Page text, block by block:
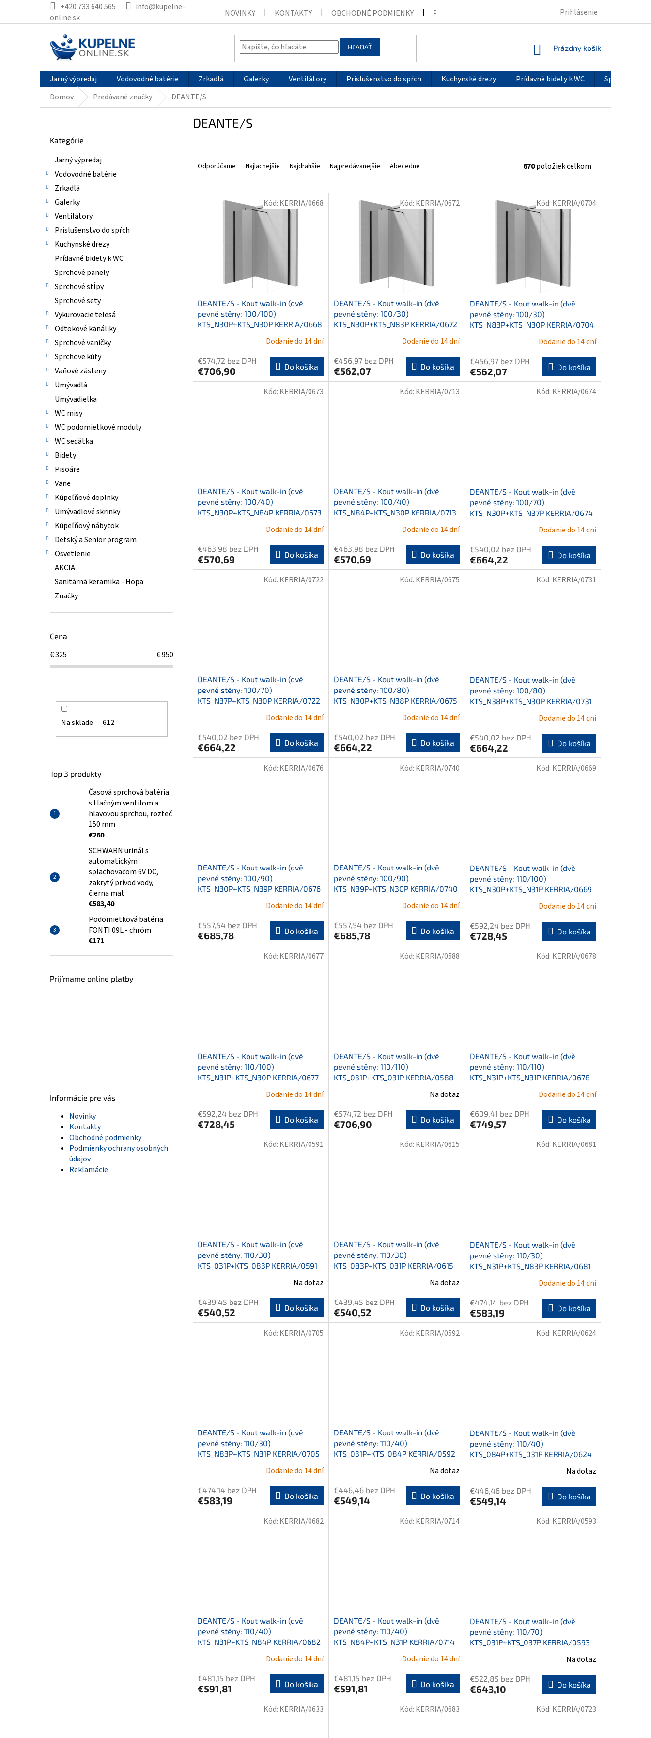
obsah
+420 733 640 565
info@kupelne-
online.sk
NOVINKY KONTAKTY OBCHODNÉ PODMIENKY PODMIENKY OCHRANY OSOBNÝCH ÚDAJOV REKLAMÁCIE
Prihlásenie
HĽADAŤ
NÁKUPNÝ
Prázdny košík
Jarný výpredaj Vodovodné batérie Zrkadlá Galerky Ventilátory Príslušenstvo do spŕch Kuchynské drezy Prídavné bidety k WC
Sprchové
Domov
Predávané značky DEANTE/S
kategórie
Kategórie
Jarný výpredaj
Vodovodné batérie
Zrkadlá
Galerky
Ventilátory
Príslušenstvo do spŕch
Kuchynské drezy
Prídavné bidety k WC
Sprchové panely
Sprchové stĺpy
Sprchové sety
Vykurovacie telesá
Odtokové kanáliky
Sprchové vaničky
Sprchové kúty
Vaňové zásteny
Umývadlá
Umývadielka
WC misy
WC podomietkové moduly
WC sedátka
Bidety
Pisoáre
Vane
Kúpeľňové doplnky
Umývadlové skrinky
Kúpeľňový nábytok
Detský a Senior program
Osvetlenie
AKCIA
Sanitárná keramika - Hopa
Značky
Cena
€325 €950
Na sklade 612
Top 3 produkty
Časová sprchová batéria
s tlačným ventilom a
hlavovou sprchou, rozteč
150 mm
€260
SCHWARN urinál s
automatickým
splachovačom 6V DC,
zakrytý prívod vody,
čierna mat
€583,40
Podomietková batéria
FONTI 09L - chróm
€171
Prijímame online platby
Informácie pre vás
Novinky
Kontakty
Obchodné podmienky
Podmienky ochrany osobných
údajov
Reklamácie
DEANTE/S
Odporúčame Najlacnejšie Najdrahšie Najpredávanejšie Abecedne 670položiek celkom
DEANTE/S - Kout walk-in (dvě
pevné stěny: 100/100)
KTS_N30P+KTS_N30P KERRIA/0668
Dodanie do 14 dní
€574,72 bez DPH
€706,90 Do košíka
Kód: KERRIA/0668
DEANTE/S - Kout walk-in (dvě
pevné stěny: 100/30)
KTS_N30P+KTS_N83P KERRIA/0672
Dodanie do 14 dní
€456,97 bez DPH
€562,07 Do košíka
Kód: KERRIA/0672
DEANTE/S - Kout walk-in (dvě
pevné stěny: 100/30)
KTS_N83P+KTS_N30P KERRIA/0704
Dodanie do 14 dní
€456,97 bez DPH
€562,07 Do košíka
Kód: KERRIA/0704
DEANTE/S - Kout walk-in (dvě
pevné stěny: 100/40)
KTS_N30P+KTS_N84P KERRIA/0673
Dodanie do 14 dní
€463,98 bez DPH
€570,69 Do košíka
Kód: KERRIA/0673
DEANTE/S - Kout walk-in (dvě
pevné stěny: 100/40)
KTS_N84P+KTS_N30P KERRIA/0713
Dodanie do 14 dní
€463,98 bez DPH
€570,69 Do košíka
Kód: KERRIA/0713
DEANTE/S - Kout walk-in (dvě
pevné stěny: 100/70)
KTS_N30P+KTS_N37P KERRIA/0674
Dodanie do 14 dní
€540,02 bez DPH
€664,22 Do košíka
Kód: KERRIA/0674
DEANTE/S - Kout walk-in (dvě
pevné stěny: 100/70)
KTS_N37P+KTS_N30P KERRIA/0722
Dodanie do 14 dní
€540,02 bez DPH
€664,22 Do košíka
Kód: KERRIA/0722
DEANTE/S - Kout walk-in (dvě
pevné stěny: 100/80)
KTS_N30P+KTS_N38P KERRIA/0675
Dodanie do 14 dní
€540,02 bez DPH
€664,22 Do košíka
Kód: KERRIA/0675
DEANTE/S - Kout walk-in (dvě
pevné stěny: 100/80)
KTS_N38P+KTS_N30P KERRIA/0731
Dodanie do 14 dní
€540,02 bez DPH
€664,22 Do košíka
Kód: KERRIA/0731
DEANTE/S - Kout walk-in (dvě
pevné stěny: 100/90)
KTS_N30P+KTS_N39P KERRIA/0676
Dodanie do 14 dní
€557,54 bez DPH
€685,78 Do košíka
Kód: KERRIA/0676
DEANTE/S - Kout walk-in (dvě
pevné stěny: 100/90)
KTS_N39P+KTS_N30P KERRIA/0740
Dodanie do 14 dní
€557,54 bez DPH
€685,78 Do košíka
Kód: KERRIA/0740
DEANTE/S - Kout walk-in (dvě
pevné stěny: 110/100)
KTS_N30P+KTS_N31P KERRIA/0669
Dodanie do 14 dní
€592,24 bez DPH
€728,45 Do košíka
Kód: KERRIA/0669
DEANTE/S - Kout walk-in (dvě
pevné stěny: 110/100)
KTS_N31P+KTS_N30P KERRIA/0677
Dodanie do 14 dní
€592,24 bez DPH
€728,45 Do košíka
Kód: KERRIA/0677
DEANTE/S - Kout walk-in (dvě
pevné stěny: 110/110)
KTS_031P+KTS_031P KERRIA/0588
Na dotaz
€574,72 bez DPH
€706,90 Do košíka
Kód: KERRIA/0588
DEANTE/S - Kout walk-in (dvě
pevné stěny: 110/110)
KTS_N31P+KTS_N31P KERRIA/0678
Dodanie do 14 dní
€609,41 bez DPH
€749,57 Do košíka
Kód: KERRIA/0678
DEANTE/S - Kout walk-in (dvě
pevné stěny: 110/30)
KTS_031P+KTS_083P KERRIA/0591
Na dotaz
€439,45 bez DPH
€540,52 Do košíka
Kód: KERRIA/0591
DEANTE/S - Kout walk-in (dvě
pevné stěny: 110/30)
KTS_083P+KTS_031P KERRIA/0615
Na dotaz
€439,45 bez DPH
€540,52 Do košíka
Kód: KERRIA/0615
DEANTE/S - Kout walk-in (dvě
pevné stěny: 110/30)
KTS_N31P+KTS_N83P KERRIA/0681
Dodanie do 14 dní
€474,14 bez DPH
€583,19 Do košíka
Kód: KERRIA/0681
DEANTE/S - Kout walk-in (dvě
pevné stěny: 110/30)
KTS_N83P+KTS_N31P KERRIA/0705
Dodanie do 14 dní
€474,14 bez DPH
€583,19 Do košíka
Kód: KERRIA/0705
DEANTE/S - Kout walk-in (dvě
pevné stěny: 110/40)
KTS_031P+KTS_084P KERRIA/0592
Na dotaz
€446,46 bez DPH
€549,14 Do košíka
Kód: KERRIA/0592
DEANTE/S - Kout walk-in (dvě
pevné stěny: 110/40)
KTS_084P+KTS_031P KERRIA/0624
Na dotaz
€446,46 bez DPH
€549,14 Do košíka
Kód: KERRIA/0624
DEANTE/S - Kout walk-in (dvě
pevné stěny: 110/40)
KTS_N31P+KTS_N84P KERRIA/0682
Dodanie do 14 dní
€481,15 bez DPH
€591,81 Do košíka
Kód: KERRIA/0682
DEANTE/S - Kout walk-in (dvě
pevné stěny: 110/40)
KTS_N84P+KTS_N31P KERRIA/0714
Dodanie do 14 dní
€481,15 bez DPH
€591,81 Do košíka
Kód: KERRIA/0714
DEANTE/S - Kout walk-in (dvě
pevné stěny: 110/70)
KTS_031P+KTS_037P KERRIA/0593
Na dotaz
€522,85 bez DPH
€643,10 Do košíka
Kód: KERRIA/0593
Kód: KERRIA/0633 Kód: KERRIA/0683 Kód: KERRIA/0723